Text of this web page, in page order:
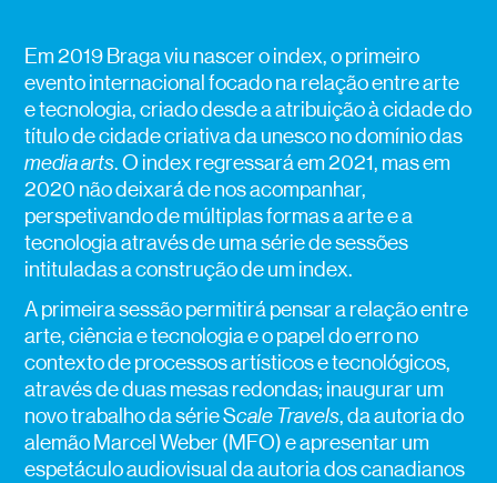
Em 2019 Braga viu nascer o index, o primeiro
evento internacional focado na relação entre arte
e tecnologia, criado desde a atribuição à cidade do
título de cidade criativa da unesco no domínio das
media arts. O index regressará em 2021, mas em
2020 não deixará de nos acompanhar,
perspetivando de múltiplas formas a arte e a
tecnologia através de uma série de sessões
intituladas a construção de um index.
A primeira sessão permitirá pensar a relação entre
arte, ciência e tecnologia e o papel do erro no
contexto de processos artísticos e tecnológicos,
através de duas mesas redondas; inaugurar um
novo trabalho da série Scale Travels, da autoria do
alemão Marcel Weber (MFO) e apresentar um
espetáculo audiovisual da autoria dos canadianos